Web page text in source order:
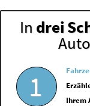
In drei
1
Ihrem